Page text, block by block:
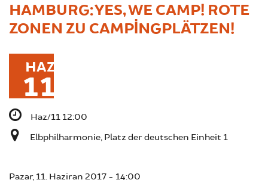
HAMBURG: YES, WE CAMP! ROTE
ZONEN ZU CAMPINGPLÄTZEN!
HAZ
11
Haz/11 12:00
Elbphilharmonie, Platz der deutschen Einheit 1
Pazar, 11. Haziran 2017 - 14:00